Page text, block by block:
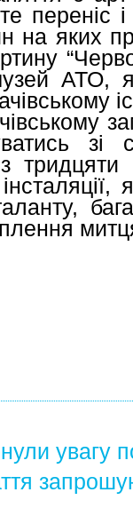
переніс
на яких
АТО,
зі